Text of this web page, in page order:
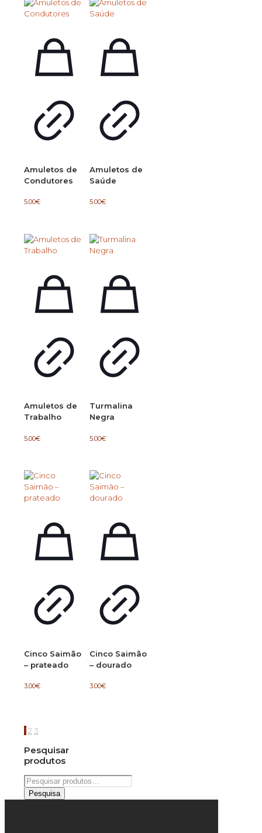
Amuletos de
Condutores
5.00€
Amuletos de
Saúde
5.00€
Amuletos de
Trabalho
5.00€
Turmalina
Negra
5.00€
Cinco Saimão
– prateado
3.00€
Cinco Saimão
– dourado
3.00€
1 2 3
Pesquisar
produtos
Pesquisar
por:
Pesquisa